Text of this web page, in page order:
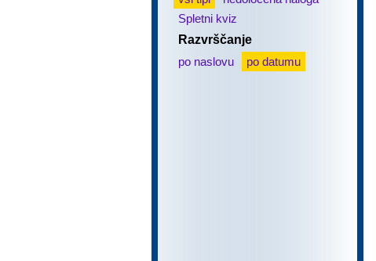
Spletni kviz
Razvrščanje
po naslovu
po datumu